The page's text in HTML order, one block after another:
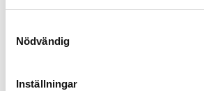
Nödvändig
Inställningar